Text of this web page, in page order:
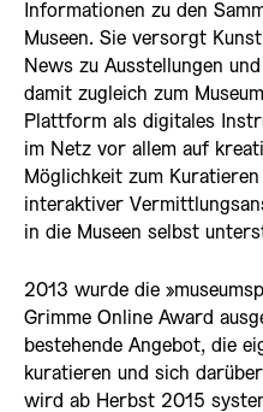
Informationen zu den
Museen. Sie versorgt
News zu Ausstellungen
damit zugleich zum
Plattform als digitales
im Netz vor allem auf
Möglichkeit zum
interaktiver
in die Museen selbst
2013 wurde die
Grimme Online Award
bestehende Angebot, die
kuratieren und sich
wird ab Herbst 2015